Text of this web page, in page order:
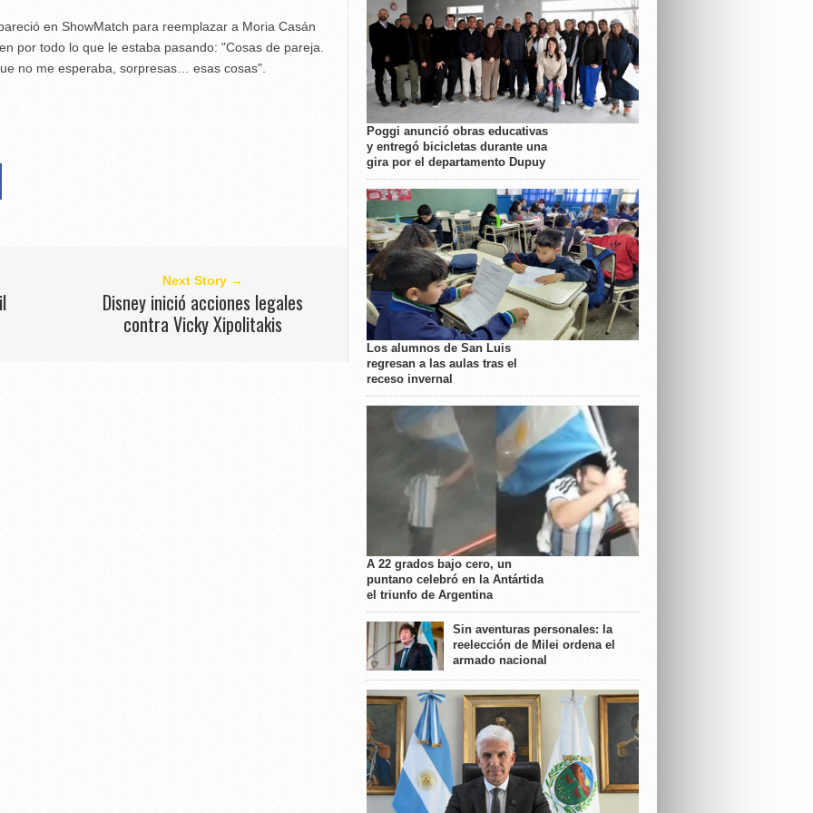
en ShowMatch para reemplazar a Moria Casán
por todo lo que le estaba pasando: "Cosas de pareja.
no me esperaba, sorpresas… esas cosas".
Next Story →
Disney inició acciones legales
contra Vicky Xipolitakis
Poggi anunció obras educativas
y entregó bicicletas durante una
gira por el departamento Dupuy
Los alumnos de San Luis
regresan a las aulas tras el
receso invernal
A 22 grados bajo cero, un
puntano celebró en la Antártida
el triunfo de Argentina
Sin aventuras personales: la
reelección de Milei ordena el
armado nacional